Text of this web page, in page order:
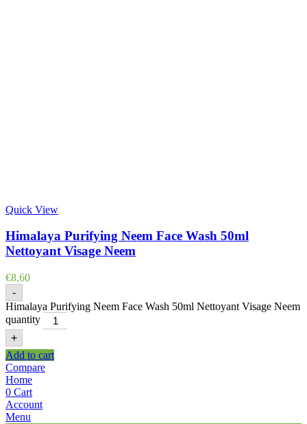
Quick View
Himalaya Purifying Neem Face Wash 50ml
Nettoyant Visage Neem
€8,60
-
Himalaya Purifying Neem Face Wash 50ml Nettoyant Visage Neem
quantity
+
Add to cart
Compare
Home
0 Cart
Account
Menu